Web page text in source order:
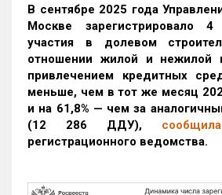
В сентябре 2025 года
Москве зарегистрировало
участия в долевом
отношении жилой и нежилой
привлечением кредитных
меньше, чем в тот же месяц
и на 61,8% — чем за
(12 286 ДДУ), сообщила
регистрационного ведомства.